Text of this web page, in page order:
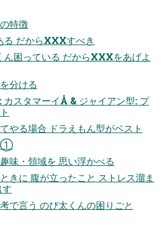
特徴
だからXXXすべき
困っている だからXXXをあげよ
分ける
カスタマーイÅ & ジャイアン型: プ
やる場合 ドラえもん型がベスト
①
味・領域を 思い浮かべる
きに 腹が立ったこと ストレス溜ま
で言う のび太くんの困りごと